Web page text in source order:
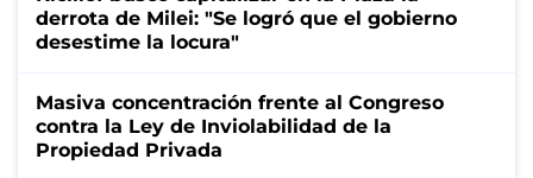
derrota de Milei: "Se logró que el gobierno
desestime la locura"
Masiva concentración frente al Congreso
contra la Ley de Inviolabilidad de la
Propiedad Privada